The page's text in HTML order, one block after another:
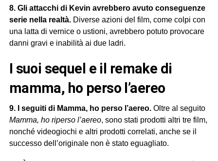
8. Gli attacchi di Kevin avrebbero avuto conseguenze
serie nella realtà.Diverse azioni del film, come colpi con
una latta di vernice o ustioni, avrebbero potuto provocare
danni gravi e inabilità ai due ladri.
i suoi sequel e il remake di
mamma, ho perso l’aereo
9. I seguiti di Mamma, ho perso l’aereo.Oltre al seguito
Mamma, ho riperso l’aereo, sono stati prodotti altri tre film,
nonché videogiochi e altri prodotti correlati, anche se il
successo dell’originale non è stato eguagliato.